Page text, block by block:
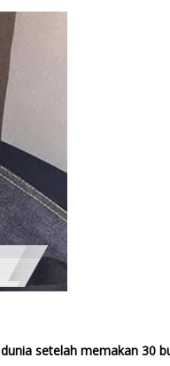
setelah memakan 30